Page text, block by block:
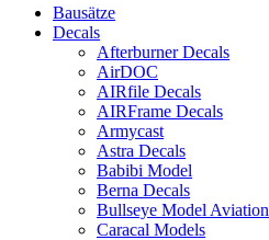
Bausätze
Decals
Afterburner Decals
AirDOC
AIRfile Decals
AIRFrame Decals
Armycast
Astra Decals
Babibi Model
Berna Decals
Bullseye Model Aviation
Caracal Models